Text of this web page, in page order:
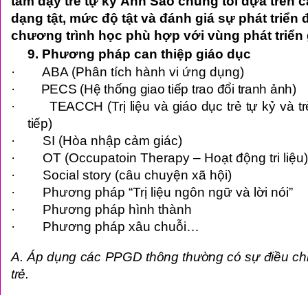
dạng tật, mức độ tật và đánh giá sự phát triển
chương trình học phù hợp với vùng phát triển
9. Phương pháp can thiệp giáo dục
·
ABA (Phân tích hành vi ứng dụng)
·
PECS (Hệ thống giao tiếp trao đổi tranh ảnh)
·
TEACCH (Trị liệu và giáo dục trẻ tự kỷ và
tiếp)
·
SI (Hòa nhập cảm giác)
·
OT (Occupatoin Therapy – Hoạt động tri liệu)
·
Social story (câu chuyện xã hội)
·
Phương pháp “Trị liệu ngôn ngữ và lời nói”
·
Phương pháp hình thành
·
Phương pháp xâu chuỗi…
A. Áp dụng các PPGD thông thường có sự điều
trẻ.